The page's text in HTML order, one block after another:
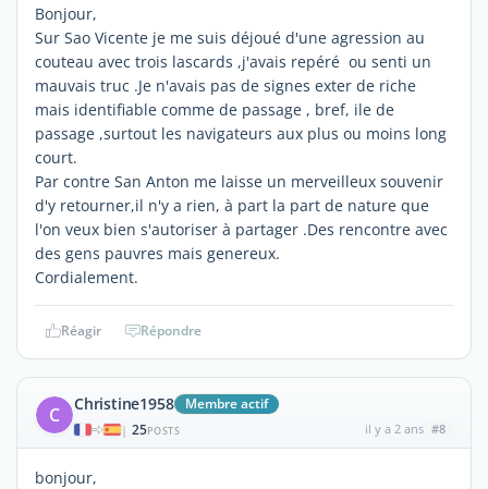
Bonjour,
Sur Sao Vicente je me suis déjoué d'une agression au
couteau avec trois lascards ,j'avais repéré ou senti un
mauvais truc .Je n'avais pas de signes exter de riche
mais identifiable comme de passage , bref, ile de
passage ,surtout les navigateurs aux plus ou moins long
court.
Par contre San Anton me laisse un merveilleux souvenir
d'y retourner,il n'y a rien, à part la part de nature que
l'on veux bien s'autoriser à partager .Des rencontre avec
des gens pauvres mais genereux.
Cordialement.
Réagir Répondre
C Christine1958 Membre actif
| 25POSTS il y a 2 ans #8
bonjour,